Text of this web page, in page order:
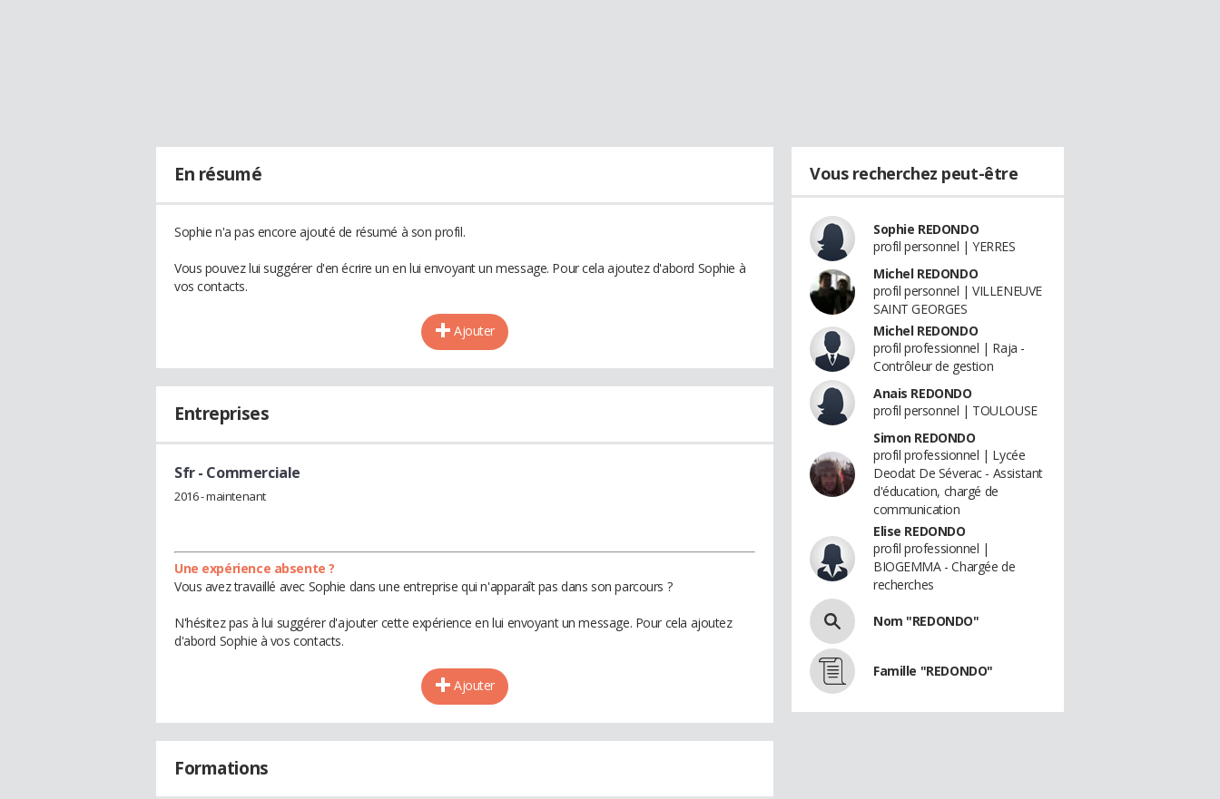
En résumé
Sophie n'a pas encore ajouté de résumé à son profil.
Vous pouvez lui suggérer d'en écrire un en lui envoyant un message. Pour cela ajoutez d'abord Sophie à
vos contacts.
Ajouter
Entreprises
Sfr- Commerciale
2016 - maintenant
Une expérience absente ?
Vous avez travaillé avec Sophie dans une entreprise qui n'apparaît pas dans son parcours ?
N'hésitez pas à lui suggérer d'ajouter cette expérience en lui envoyant un message. Pour cela ajoutez
d'abord Sophie à vos contacts.
Ajouter
Formations
Vous recherchez peut-être
Sophie REDONDO
profil personnel | YERRES
Michel REDONDO
profil personnel | VILLENEUVE
SAINT GEORGES
Michel REDONDO
profil professionnel | Raja -
Contrôleur de gestion
Anais REDONDO
profil personnel | TOULOUSE
Simon REDONDO
profil professionnel | Lycée
Deodat De Séverac - Assistant
d'éducation, chargé de
communication
Elise REDONDO
profil professionnel |
BIOGEMMA - Chargée de
recherches
Nom "REDONDO"
Famille "REDONDO"